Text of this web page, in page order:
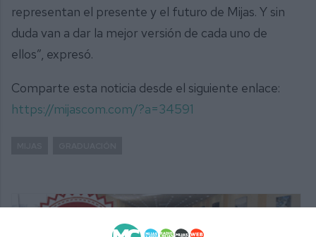
representan el presente y el futuro de Mijas. Y sin
duda van a dar la mejor versión de cada uno de
ellos”, expresó.
Comparte esta noticia desde el siguiente enlace:
https://mijascom.com/?a=34591